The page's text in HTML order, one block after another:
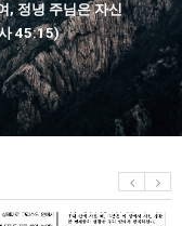
, 정녕 주님은 자신
45:15)